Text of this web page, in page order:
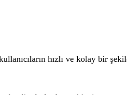
hızlı ve kolay bir